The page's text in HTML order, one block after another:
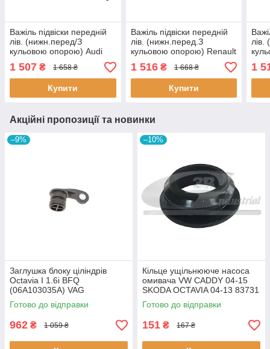
Важіль підвіски передній
лів. (нижн.перед/З
кульовою опорою) Audi
Octavia/VW Golf IV 96-10
RL407151A RAISO
1 507 ₴ 1 658 ₴
Купити
Важіль підвіски передній
лів. (нижн.перед.З
кульовою опорою) Renault
Qashqai/X-Trail 07-13 RL-
545090N RAISO
1 516₴ 1 668 ₴
Купити
лів.
RL-
1
Акційні пропозиції та новинки
–9%
Заглушка блоку ціліндрів
Octavia I 1.6i BFQ
(06A103035A) VAG
06A103035A VAG
Готово до відправки
962 ₴ 1 059 ₴
–10%
Кiльце ущiльнююче насоса
омивача VW CADDY 04-15
SKODA OCTAVIA 04-13 83731
3RG
Готово до відправки
151 ₴ 167 ₴